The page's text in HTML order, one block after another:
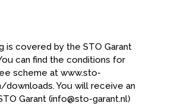
is covered by the STO Garant
can find the conditions for
scheme at www.sto-
downloads. You will receive an
Garant (info@sto-garant.nl)